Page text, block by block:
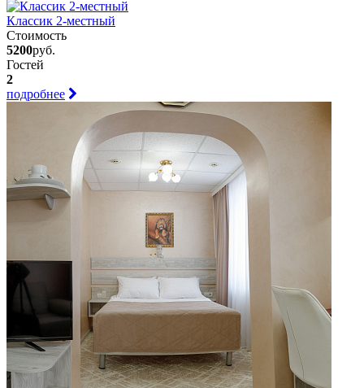
Классик 2-местный
Стоимость
5200руб.
Гостей
2
подробнее